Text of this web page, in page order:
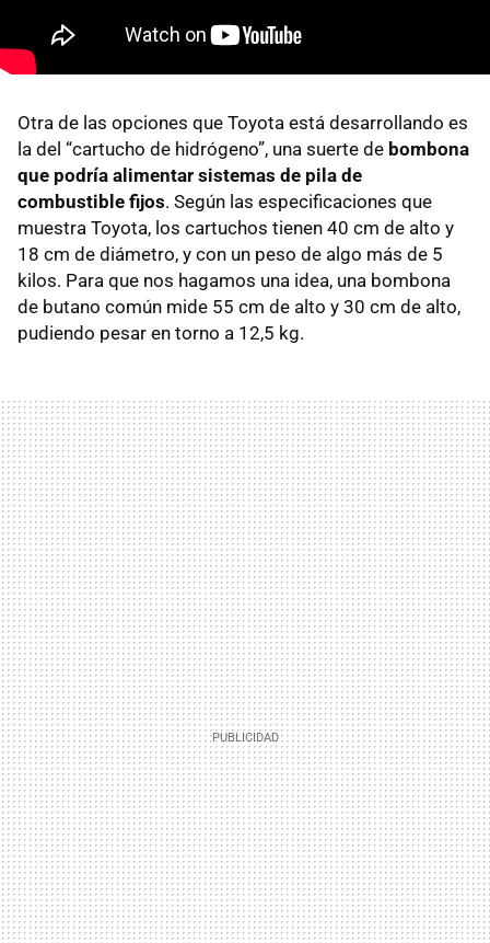
Otra de las opciones que Toyota está desarrollando es
la del “cartucho de hidrógeno”, una suerte de bombona
que podría alimentar sistemas de pila de
combustible fijos. Según las especificaciones que
muestra Toyota, los cartuchos tienen 40 cm de alto y
18 cm de diámetro, y con un peso de algo más de 5
kilos. Para que nos hagamos una idea, una bombona
de butano común mide 55 cm de alto y 30 cm de alto,
pudiendo pesar en torno a 12,5 kg.